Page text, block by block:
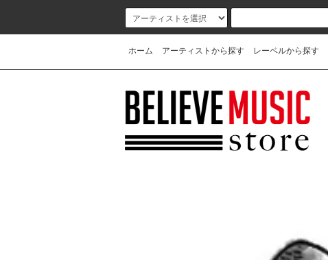
ホーム アーティストから探す レーベルから探す